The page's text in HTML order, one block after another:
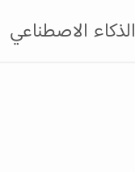
الذكاء الاصطناعي